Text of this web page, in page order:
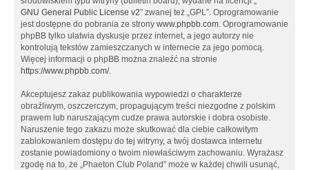
GNU General Public License v2” zwanej też „GPL”. Oprogramowanie
jest dostępne do pobrania ze strony www.phpbb.com. Oprogramowanie
phpBB tylko ułatwia dyskusje przez internet, a jego autorzy nie
kontrolują tekstów zamieszczanych w internecie za jego pomocą.
Więcej informacji o phpBB można znaleźć na stronie
https://www.phpbb.com/.
Akceptujesz zakaz publikowania wypowiedzi o charakterze
obraźliwym, oszczerczym, propagującym treści niezgodne z polskim
prawem lub naruszającym cudze prawa autorskie i dobra osobiste.
Naruszenie tego zakazu może skutkować dla ciebie całkowitym
zablokowaniem dostępu do tej witryny, a twój dostawca internetu
zostanie powiadomiony o twoim niewłaściwym zachowaniu. Wyrażasz
zgodę na to, że „Phaeton Club Poland” może w każdej chwili usunąć,